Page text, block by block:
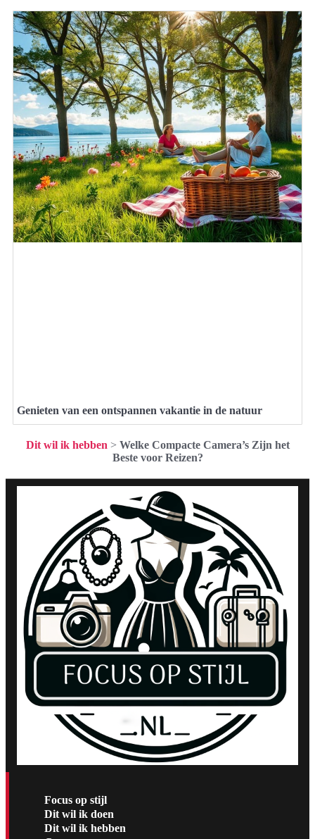
Genieten van een ontspannen vakantie in de natuur
Dit wil ik hebben > Welke Compacte Camera’s Zijn het
Beste voor Reizen?
Focus op stijl
Dit wil ik doen
Dit wil ik hebben